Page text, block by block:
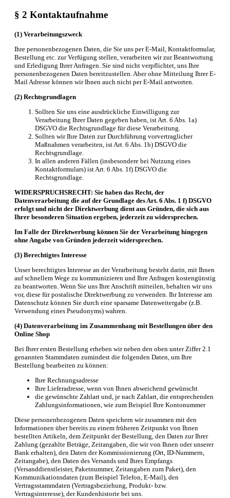
§ 2 Kontaktaufnahme
(1) Verarbeitungszweck
Ihre personenbezogenen Daten, die Sie uns per E-Mail, Kontaktformular,
Bestellung etc. zur Verfügung stellen, verarbeiten wir zur Beantwortung
und Erledigung Ihrer Anfragen. Sie sind nicht verpflichtet, uns Ihre
personenbezogenen Daten bereitzustellen. Aber ohne Mitteilung Ihrer E-
Mail Adresse können wir Ihnen auch nicht per E-Mail antworten.
(2) Rechtsgrundlagen
Sollten Sie uns eine ausdrückliche Einwilligung zur
Verarbeitung Ihrer Daten gegeben haben, ist Art. 6 Abs. 1a)
DSGVO die Rechtsgrundlage für diese Verarbeitung.
Sollten wir Ihre Daten zur Durchführung vorvertraglicher
Maßnahmen verarbeiten, ist Art. 6 Abs. 1b) DSGVO die
Rechtsgrundlage.
In allen anderen Fällen (insbesondere bei Nutzung eines
Kontaktformulars) ist Art. 6 Abs. 1f) DSGVO die
Rechtsgrundlage.
WIDERSPRUCHSRECHT: Sie haben das Recht, der
Datenverarbeitung die auf der Grundlage des Art. 6 Abs. 1 f) DSGVO
erfolgt und nicht der Direktwerbung dient aus Gründen, die sich aus
Ihrer besonderen Situation ergeben, jederzeit zu widersprechen.
Im Falle der Direktwerbung können Sie der Verarbeitung hingegen
ohne Angabe von Gründen jederzeit widersprechen.
(3) Berechtigtes Interesse
Unser berechtigtes Interesse an der Verarbeitung besteht darin, mit Ihnen
auf schnellem Wege zu kommunizieren und Ihre Anfragen kostengünstig
zu beantworten. Wenn Sie uns Ihre Anschrift mitteilen, behalten wir uns
vor, diese für postalische Direktwerbung zu verwenden. Ihr Interesse am
Datenschutz können Sie durch eine sparsame Datenweitergabe (z.B.
Verwendung eines Pseudonyms) wahren.
(4) Datenverarbeitung im Zusammenhang mit Bestellungen über den
Online Shop
Bei Ihrer ersten Bestellung erheben wir neben den oben unter Ziffer 2.1
genannten Stammdaten zumindest die folgenden Daten, um Ihre
Bestellung bearbeiten zu können:
Ihre Rechnungsadresse
Ihre Lieferadresse, wenn von Ihnen abweichend gewünscht
die gewünschte Zahlart und, je nach Zahlart, die entsprechenden
Zahlungsinformationen, wie zum Beispiel Ihre Kontonummer
Diese personenbezogenen Daten speichern wir zusammen mit den
Informationen über bereits zu einem früheren Zeitpunkt von Ihnen
bestellten Artikeln, dem Zeitpunkt der Bestellung, den Daten zur Ihrer
Zahlung (gezahlte Beträge, Zeitangaben, die wir von Ihnen oder unserer
Bank erhalten), den Daten der Kommissionierung (Ort, ID-Nummern,
Zeitangabe), den Daten des Versands und Ihres Empfangs
(Versanddienstleister, Paketnummer, Zeitangaben zum Paket), den
Kommunikationsdaten (zum Beispiel Telefon, E-Mail), den
Vertragsstammdaten (Vertragsbeziehung, Produkt- bzw.
Vertragsinteresse), der Kundenhistorie bei uns.